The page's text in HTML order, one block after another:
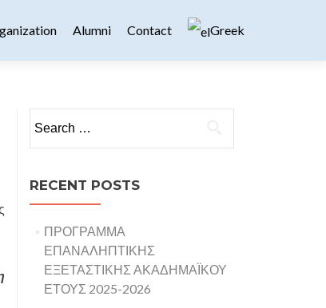
Alumni Contact Greek
RECENT POSTS
ΠΡΟΓΡΑΜΜΑ
ΕΠΑΝΑΛΗΠΤΙΚΗΣ
ΕΞΕΤΑΣΤΙΚΗΣ ΑΚΑΔΗΜΑΪΚΟΥ
ΕΤΟΥΣ 2025-2026